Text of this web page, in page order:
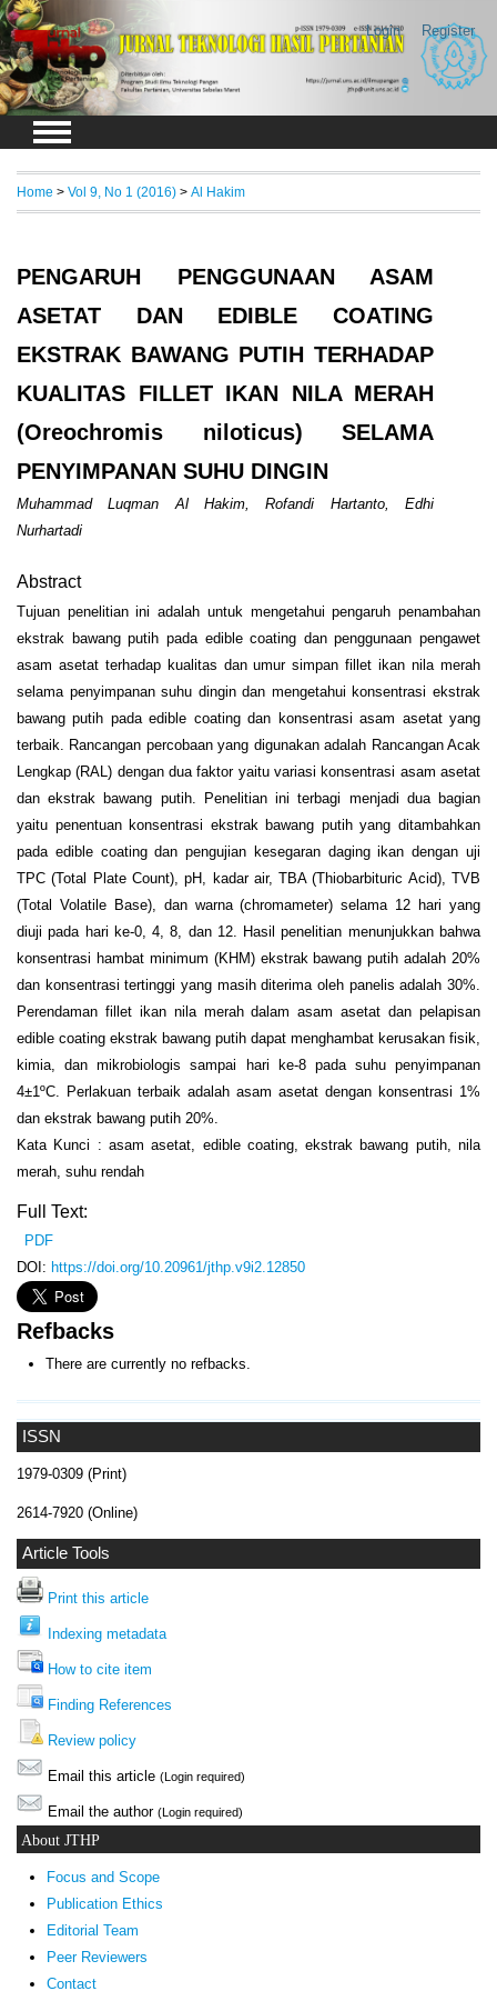
Login Register
ISSN
1979-0309 (Print)
2614-7920 (Online)
Article Tools
Print this article
Indexing metadata
How to cite item
Finding References
Review policy
Email this article (Login required)
Email the author (Login required)
About JTHP
Focus and Scope
Publication Ethics
Editorial Team
Peer Reviewers
Contact
Home > Vol 9, No 1 (2016) > Al Hakim
PENGARUH PENGGUNAAN ASAM
ASETAT DAN EDIBLE COATING
EKSTRAK BAWANG PUTIH TERHADAP
KUALITAS FILLET IKAN NILA MERAH
(Oreochromis niloticus) SELAMA
PENYIMPANAN SUHU DINGIN
Muhammad Luqman Al Hakim, Rofandi Hartanto, Edhi
Nurhartadi
Abstract
Tujuan penelitian ini adalah untuk mengetahui pengaruh penambahan
ekstrak bawang putih pada edible coating dan penggunaan pengawet
asam asetat terhadap kualitas dan umur simpan fillet ikan nila merah
selama penyimpanan suhu dingin dan mengetahui konsentrasi ekstrak
bawang putih pada edible coating dan konsentrasi asam asetat yang
terbaik. Rancangan percobaan yang digunakan adalah Rancangan Acak
Lengkap (RAL) dengan dua faktor yaitu variasi konsentrasi asam asetat
dan ekstrak bawang putih. Penelitian ini terbagi menjadi dua bagian
yaitu penentuan konsentrasi ekstrak bawang putih yang ditambahkan
pada edible coating dan pengujian kesegaran daging ikan dengan uji
TPC (Total Plate Count), pH, kadar air, TBA (Thiobarbituric Acid), TVB
(Total Volatile Base), dan warna (chromameter) selama 12 hari yang
diuji pada hari ke-0, 4, 8, dan 12. Hasil penelitian menunjukkan bahwa
konsentrasi hambat minimum (KHM) ekstrak bawang putih adalah 20%
dan konsentrasi tertinggi yang masih diterima oleh panelis adalah 30%.
Perendaman fillet ikan nila merah dalam asam asetat dan pelapisan
edible coating ekstrak bawang putih dapat menghambat kerusakan fisik,
kimia, dan mikrobiologis sampai hari ke-8 pada suhu penyimpanan
4±1ºC. Perlakuan terbaik adalah asam asetat dengan konsentrasi 1%
dan ekstrak bawang putih 20%.
Kata Kunci : asam asetat, edible coating, ekstrak bawang putih, nila
merah, suhu rendah
Full Text:
PDF
DOI: https://doi.org/10.20961/jthp.v9i2.12850
Refbacks
There are currently no refbacks.